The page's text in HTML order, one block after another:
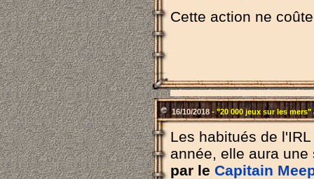
Cette action ne
16/10/2018 -"20 000 jeux sur les mers"
Les habitués de
année, elle aura
par le Capitain